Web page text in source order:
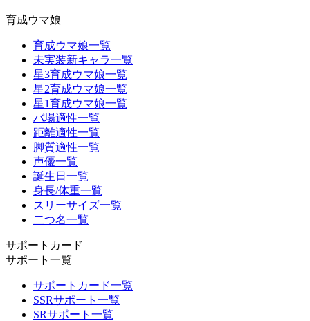
育成ウマ娘
育成ウマ娘一覧
未実装新キャラ一覧
星3育成ウマ娘一覧
星2育成ウマ娘一覧
星1育成ウマ娘一覧
バ場適性一覧
距離適性一覧
脚質適性一覧
声優一覧
誕生日一覧
身長/体重一覧
スリーサイズ一覧
二つ名一覧
サポートカード
サポート一覧
サポートカード一覧
SSRサポート一覧
SRサポート一覧